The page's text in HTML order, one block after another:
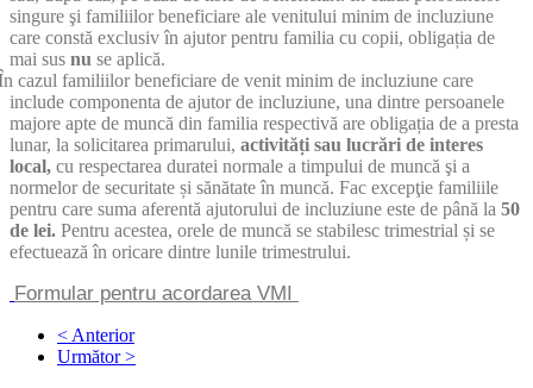
singure şi familiilor beneficiare ale venitului minim de incluziune
care constă exclusiv în ajutor pentru familia cu copii, obligația de
mai sus nu se aplică.
cazul familiilor beneficiare de venit minim de incluziune care
include componenta de ajutor de incluziune, una dintre persoanele
majore apte de muncă din familia respectivă are obligația de a presta
lunar, la solicitarea primarului, activități sau lucrări de interes
local, cu respectarea duratei normale a timpului de muncă şi a
normelor de securitate și sănătate în muncă. Fac excepţie familiile
pentru care suma aferentă ajutorului de incluziune este de până la 50
de lei. Pentru acestea, orele de muncă se stabilesc trimestrial și se
efectuează în oricare dintre lunile trimestrului.
Formular pentru acordarea VMI
< Anterior
Următor >